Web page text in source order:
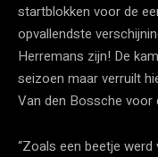
startblokken voor de
opvallendste
Herremans zijn! De
seizoen maar verruilt
Van den Bossche voor
“Zoals een beetje